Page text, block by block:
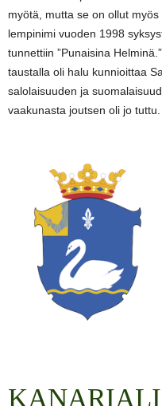
myötä, mutta se on ollut
lempinimi vuoden 1998
tunnettiin ”Punaisina
taustalla oli halu kunnioittaa
salolaisuuden ja
vaakunasta joutsen oli jo tuttu.